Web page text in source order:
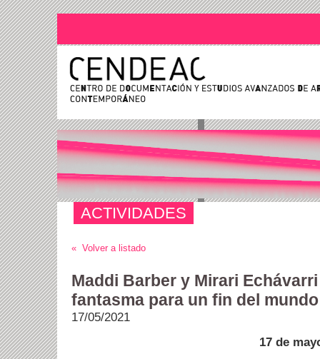
ACTIVIDADES
« Volver a listado
Maddi Barber y Mirari
fantasma para un fin del mundo
17/05/2021
17 de